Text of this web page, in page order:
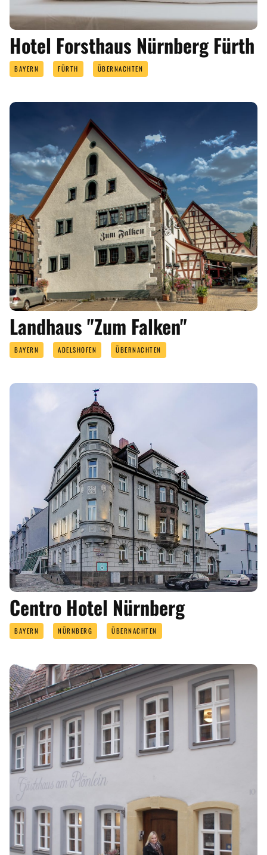
Hotel Forsthaus Nürnberg Fürth
BAYERN FÜRTH ÜBERNACHTEN
Landhaus "Zum Falken"
BAYERN ADELSHOFEN ÜBERNACHTEN
Centro Hotel Nürnberg
BAYERN NÜRNBERG ÜBERNACHTEN